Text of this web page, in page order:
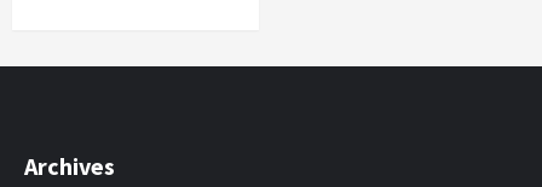
Archives